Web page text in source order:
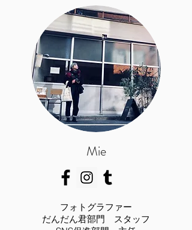
​Mie
フォトグラファー
​だんだん君部門 スタッフ